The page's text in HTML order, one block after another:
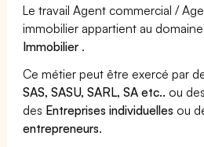
Le travail Agent commercial /
immobilier appartient au
Immobilier .
Ce métier peut être exercé par
SAS, SASU, SARL, SA etc.. ou
des Entreprises individuelles ou
entrepreneurs.